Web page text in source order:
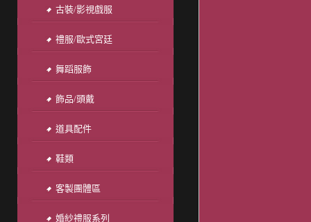
古裝/影視戲服
禮服/歐式宮廷
舞蹈服飾
飾品/頭戴
道具配件
鞋類
客製團體區
婚紗禮服系列